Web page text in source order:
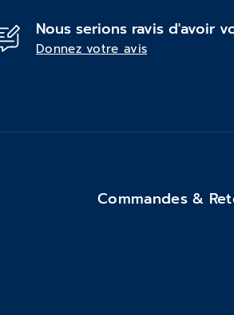
Nous serions ravis d'avoir
Donnez votre avis
Commandes &